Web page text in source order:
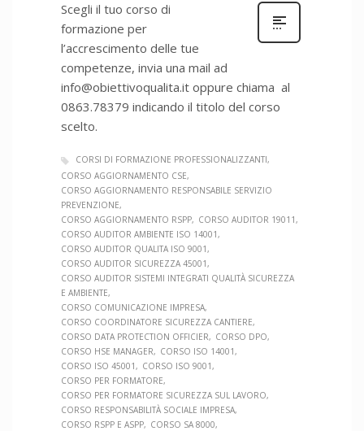
Scegli il tuo corso di
formazione per
l’accrescimento delle tue
competenze, invia una mail ad
info@obiettivoqualita.it oppure chiama al
0863.78379 indicando il titolo del corso
scelto.
CORSI DI FORMAZIONE PROFESSIONALIZZANTI
CORSO AGGIORNAMENTO CSE
CORSO AGGIORNAMENTO RESPONSABILE SERVIZIO
PREVENZIONE
CORSO AGGIORNAMENTO RSPP
CORSO AUDITOR 19011
CORSO AUDITOR AMBIENTE ISO 14001
CORSO AUDITOR QUALITA ISO 9001
CORSO AUDITOR SICUREZZA 45001
CORSO AUDITOR SISTEMI INTEGRATI QUALITÀ SICUREZZA
E AMBIENTE
CORSO COMUNICAZIONE IMPRESA
CORSO COORDINATORE SICUREZZA CANTIERE
CORSO DATA PROTECTION OFFICIER
CORSO DPO
CORSO HSE MANAGER
CORSO ISO 14001
CORSO ISO 45001
CORSO ISO 9001
CORSO PER FORMATORE
CORSO PER FORMATORE SICUREZZA SUL LAVORO
CORSO RESPONSABILITÀ SOCIALE IMPRESA
CORSO RSPP E ASPP
CORSO SA 8000